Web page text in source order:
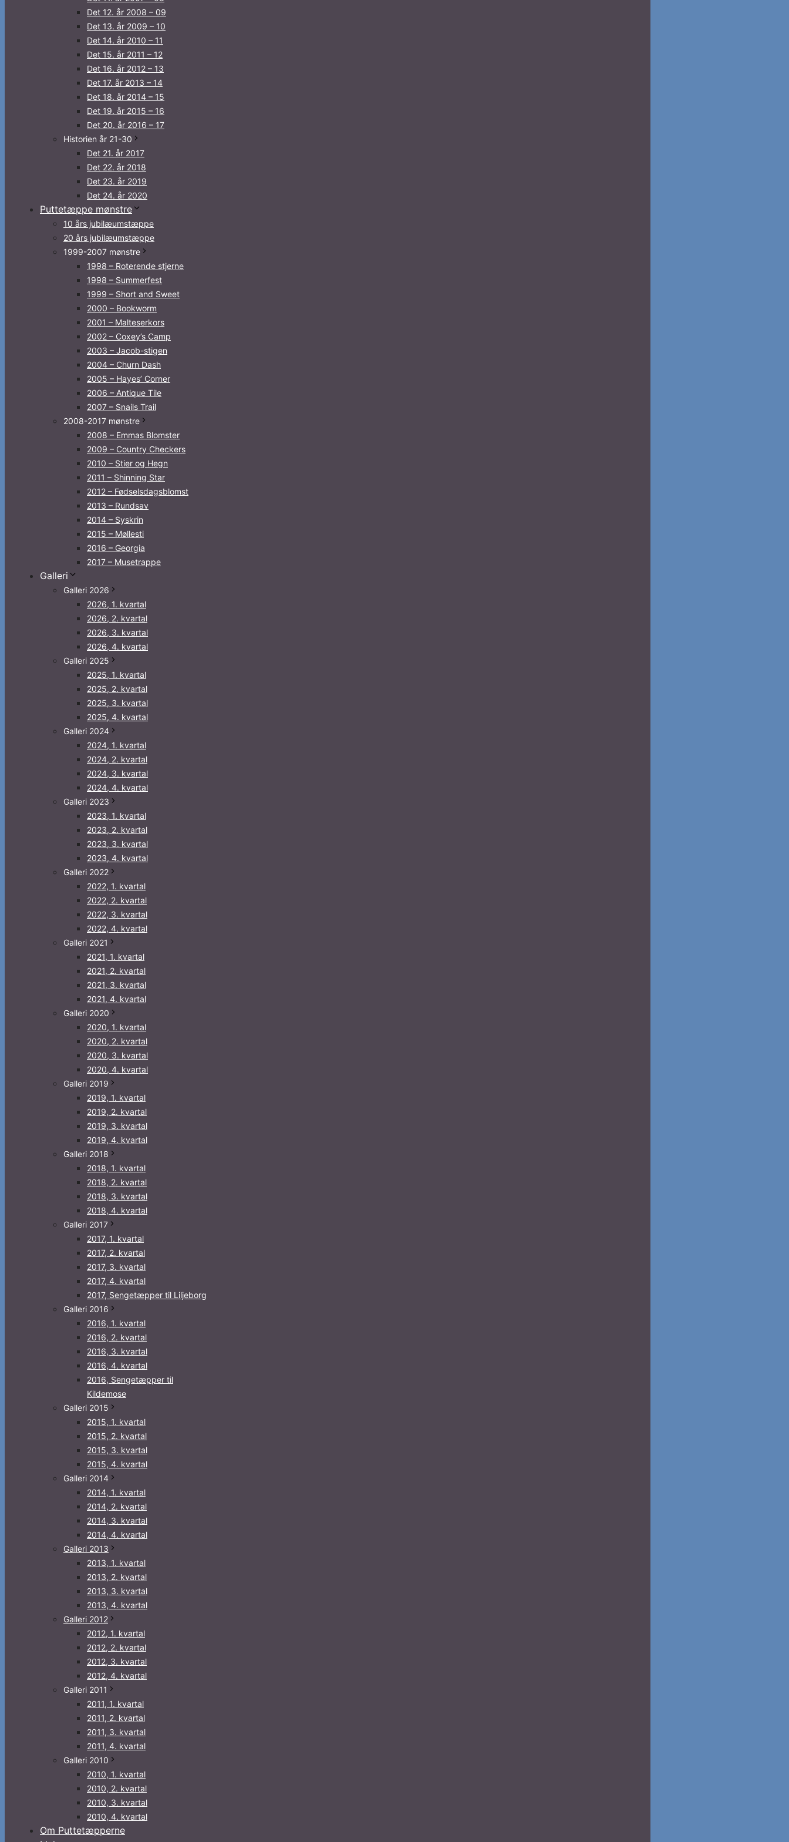
Det 12. år 2008 – 09
Det 13. år 2009 – 10
Det 14. år 2010 – 11
Det 15. år 2011 – 12
Det 16. år 2012 – 13
Det 17. år 2013 – 14
Det 18. år 2014 – 15
Det 19. år 2015 – 16
Det 20. år 2016 – 17
Historien år 21-30
Det 21. år 2017
Det 22. år 2018
Det 23. år 2019
Det 24. år 2020
Puttetæppe mønstre
10 års jubilæumstæppe
20 års jubilæumstæppe
1999-2007 mønstre
1998 – Roterende stjerne
1998 – Summerfest
1999 – Short and Sweet
2000 – Bookworm
2001 – Malteserkors
2002 – Coxey’s Camp
2003 – Jacob-stigen
2004 – Churn Dash
2005 – Hayes’ Corner
2006 – Antique Tile
2007 – Snails Trail
2008-2017 mønstre
2008 – Emmas Blomster
2009 – Country Checkers
2010 – Stier og Hegn
2011 – Shinning Star
2012 – Fødselsdagsblomst
2013 – Rundsav
2014 – Syskrin
2015 – Møllesti
2016 – Georgia
2017 – Musetrappe
Galleri
Galleri 2026
2026, 1. kvartal
2026, 2. kvartal
2026, 3. kvartal
2026, 4. kvartal
Galleri 2025
2025, 1. kvartal
2025, 2. kvartal
2025, 3. kvartal
2025, 4. kvartal
Galleri 2024
2024, 1. kvartal
2024, 2. kvartal
2024, 3. kvartal
2024, 4. kvartal
Galleri 2023
2023, 1. kvartal
2023, 2. kvartal
2023, 3. kvartal
2023, 4. kvartal
Galleri 2022
2022, 1. kvartal
2022, 2. kvartal
2022, 3. kvartal
2022, 4. kvartal
Galleri 2021
2021, 1. kvartal
2021, 2. kvartal
2021, 3. kvartal
2021, 4. kvartal
Galleri 2020
2020, 1. kvartal
2020, 2. kvartal
2020, 3. kvartal
2020, 4. kvartal
Galleri 2019
2019, 1. kvartal
2019, 2. kvartal
2019, 3. kvartal
2019, 4. kvartal
Galleri 2018
2018, 1. kvartal
2018, 2. kvartal
2018, 3. kvartal
2018, 4. kvartal
Galleri 2017
2017, 1. kvartal
2017, 2. kvartal
2017, 3. kvartal
2017, 4. kvartal
2017, Sengetæpper til Liljeborg
Galleri 2016
2016, 1. kvartal
2016, 2. kvartal
2016, 3. kvartal
2016, 4. kvartal
2016, Sengetæpper til
Kildemose
Galleri 2015
2015, 1. kvartal
2015, 2. kvartal
2015, 3. kvartal
2015, 4. kvartal
Galleri 2014
2014, 1. kvartal
2014, 2. kvartal
2014, 3. kvartal
2014, 4. kvartal
Galleri 2013
2013, 1. kvartal
2013, 2. kvartal
2013, 3. kvartal
2013, 4. kvartal
Galleri 2012
2012, 1. kvartal
2012, 2. kvartal
2012, 3. kvartal
2012, 4. kvartal
Galleri 2011
2011, 1. kvartal
2011, 2. kvartal
2011, 3. kvartal
2011, 4. kvartal
Galleri 2010
2010, 1. kvartal
2010, 2. kvartal
2010, 3. kvartal
2010, 4. kvartal
Om Puttetæpperne